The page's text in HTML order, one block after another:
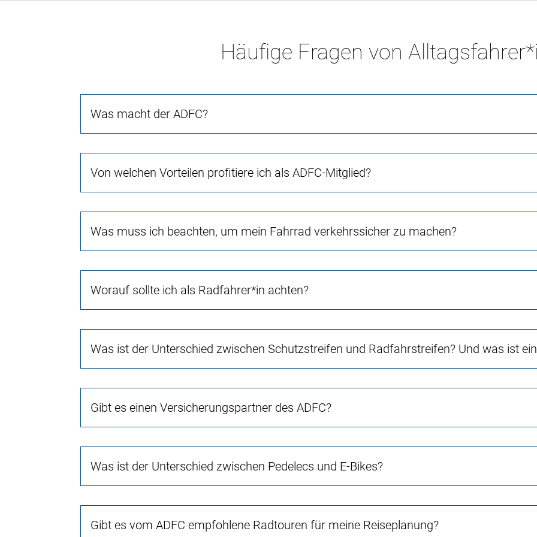
Häufige Fragen von
Was macht der ADFC?
Von welchen Vorteilen profitiere ich als ADFC-Mitglied?
Was muss ich beachten, um mein Fahrrad verkehrssicher zu machen?
Worauf sollte ich als Radfahrer*in achten?
Was ist der Unterschied zwischen Schutzstreifen und Radfahrstreifen? Und was ist
Gibt es einen Versicherungspartner des ADFC?
Was ist der Unterschied zwischen Pedelecs und E-Bikes?
Gibt es vom ADFC empfohlene Radtouren für meine Reiseplanung?